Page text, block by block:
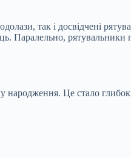
так і досвідчені
Паралельно, рятувальники
народження. Це стало